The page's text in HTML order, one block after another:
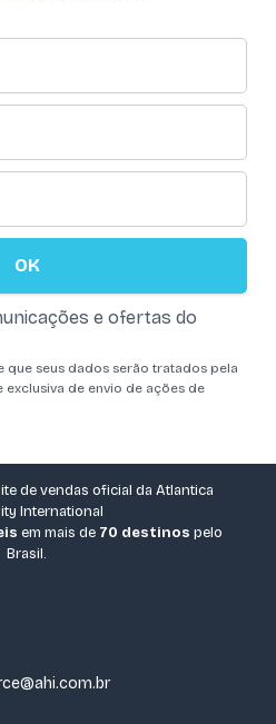
OK
e ofertas do
que seus dados serão tratados pela
de envio de ações de
de vendas oficial da Atlantica
International
em mais de 70 destinos pelo
Brasil.